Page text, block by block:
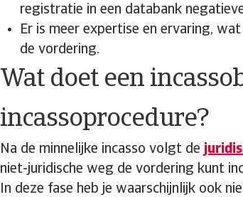
registratie in een databank
Er is meer expertise en ervaring,
de vordering.
Wat doet een
incassoprocedure?
Na de minnelijke incasso volgt de
niet-juridische weg de vordering kunt
In deze fase heb je waarschijnlijk ook